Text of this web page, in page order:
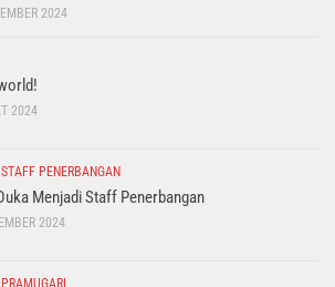
2024
2024
STAFF PENERBANGAN
Menjadi Staff Penerbangan
2024